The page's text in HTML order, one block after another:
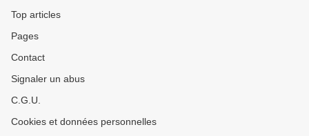
Top articles
Pages
Contact
Signaler un abus
C.G.U.
Cookies et données personnelles